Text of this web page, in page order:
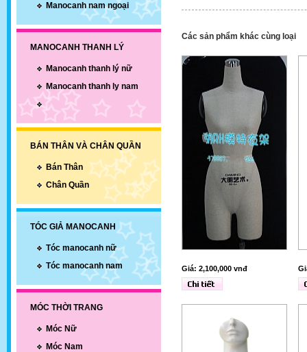
Manocanh nam ngoại
MANOCANH THANH LÝ
Manocanh thanh lý nữ
Manocanh thanh ly nam
BÁN THÂN VÀ CHÂN QUẦN
Bán Thân
Chân Quần
TÓC GIẢ MANOCANH
Tóc manocanh nữ
Tóc manocanh nam
MÓC THỜI TRANG
Móc Nữ
Móc Nam
Các sản phẩm khác cùng loại
Giá: 2,100,000 vnđ